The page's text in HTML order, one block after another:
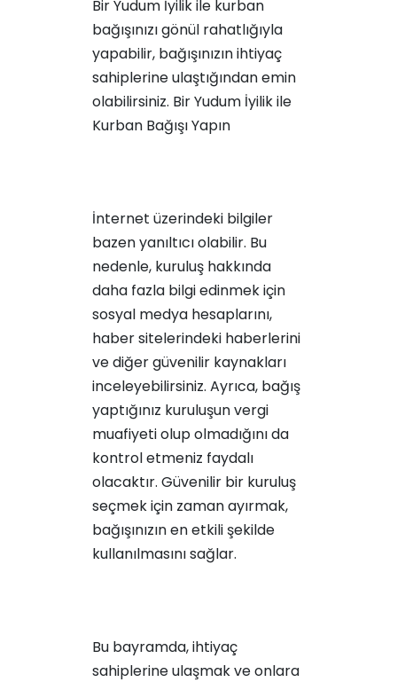
Bir Yudum İyilik ile kurban
bağışınızı gönül rahatlığıyla
yapabilir, bağışınızın ihtiyaç
sahiplerine ulaştığından emin
olabilirsiniz. Bir Yudum İyilik ile
Kurban Bağışı Yapın
İnternet üzerindeki bilgiler
bazen yanıltıcı olabilir. Bu
nedenle, kuruluş hakkında
daha fazla bilgi edinmek için
sosyal medya hesaplarını,
haber sitelerindeki haberlerini
ve diğer güvenilir kaynakları
inceleyebilirsiniz. Ayrıca, bağış
yaptığınız kuruluşun vergi
muafiyeti olup olmadığını da
kontrol etmeniz faydalı
olacaktır. Güvenilir bir kuruluş
seçmek için zaman ayırmak,
bağışınızın en etkili şekilde
kullanılmasını sağlar.
Bu bayramda, ihtiyaç
sahiplerine ulaşmak ve onlara